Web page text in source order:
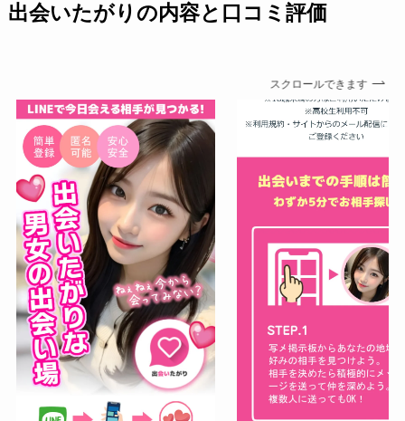
出会いたがりの内容と口コミ評価
スクロールできます